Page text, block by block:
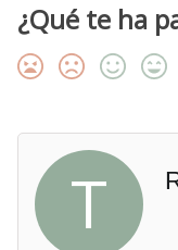
¿Qué te ha
T